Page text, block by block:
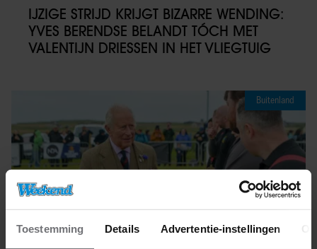
Toestemming Details Advertentie-instellingen
IJZIGE STRIJD KRIJGT BIZARRE WENDING:
YVES BERENDSE BELANDT TÓCH MET
VALENTIJN DRIESSEN IN HET VLIEGTUIG
Buitenland